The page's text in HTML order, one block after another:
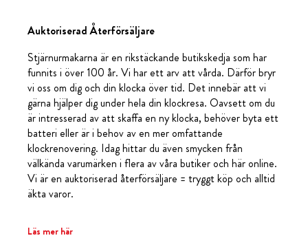
Auktoriserad Återförsäljare
Stjärnurmakarna är en rikstäckande butikskedja som har
funnits i över 100 år. Vi har ett arv att vårda. Därför bryr
vi oss om dig och din klocka över tid. Det innebär att vi
gärna hjälper dig under hela din klockresa. Oavsett om du
är intresserad av att skaffa en ny klocka, behöver byta ett
batteri eller är i behov av en mer omfattande
klockrenovering. Idag hittar du även smycken från
välkända varumärken i flera av våra butiker och här online.
Vi är en auktoriserad återförsäljare = tryggt köp och alltid
äkta varor.
Läs mer här